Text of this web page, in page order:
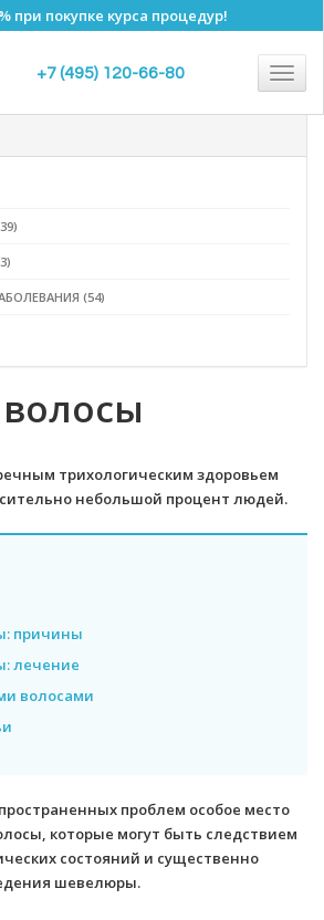
при покупке курса процедур!
+7 (495) 120-66-80
(54)
трихологическим здоровьем
небольшой процент людей.
причины
лечение
волосами
проблем особое место
которые могут быть следствием
состояний и существенно
шевелюры.